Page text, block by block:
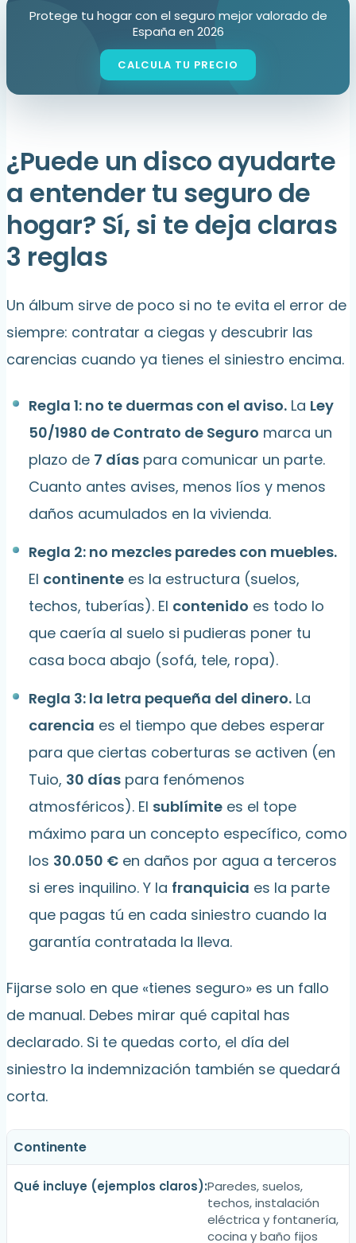
Protege tu hogar con el seguro mejor valorado de
España en 2026
¿Puede un disco ayudarte
a entender tu seguro de
hogar? Sí, si te deja claras
3 reglas
Un álbum sirve de poco si no te evita el error de
siempre: contratar a ciegas y descubrir las
carencias cuando ya tienes el siniestro encima.
Regla 1: no te duermas con el aviso. La Ley
50/1980 de Contrato de Seguro marca un
plazo de 7 días para comunicar un parte.
Cuanto antes avises, menos líos y menos
daños acumulados en la vivienda.
Regla 2: no mezcles paredes con muebles.
El continente es la estructura (suelos,
techos, tuberías). El contenido es todo lo
que caería al suelo si pudieras poner tu
casa boca abajo (sofá, tele, ropa).
Regla 3: la letra pequeña del dinero. La
carencia es el tiempo que debes esperar
para que ciertas coberturas se activen (en
Tuio, 30 días para fenómenos
atmosféricos). El sublímite es el tope
máximo para un concepto específico, como
los 30.050 € en daños por agua a terceros
si eres inquilino. Y la franquicia es la parte
que pagas tú en cada siniestro cuando la
garantía contratada la lleva.
Fijarse solo en que «tienes seguro» es un fallo
de manual. Debes mirar qué capital has
declarado. Si te quedas corto, el día del
siniestro la indemnización también se quedará
corta.
Continente
Paredes, suelos,
techos, instalación
eléctrica y fontanería,
cocina y baño fijos